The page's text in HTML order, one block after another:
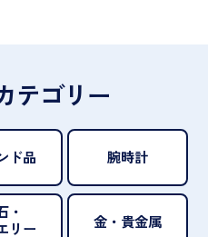
テゴリー
ド品 腕時計
・
リー
金・貴金属